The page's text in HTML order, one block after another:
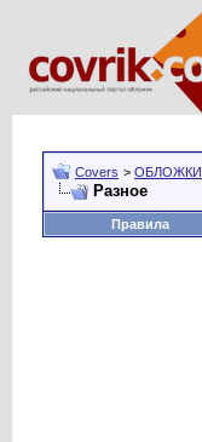
Covers > ОБЛОЖКИ
Разное
Правила